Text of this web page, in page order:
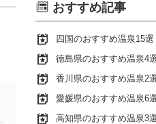
おすすめ記事
四国のおすすめ温泉15選
徳島県のおすすめ温泉4
香川県のおすすめ温泉2
愛媛県のおすすめ温泉6
高知県のおすすめ温泉3